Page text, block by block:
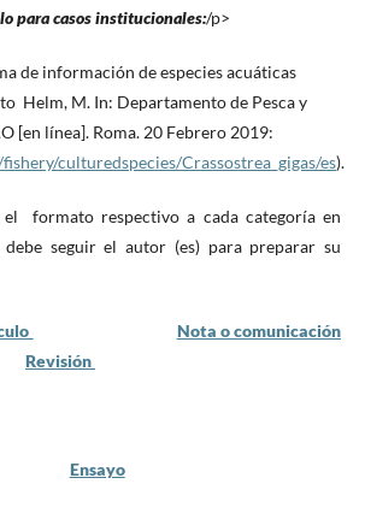
para casos institucionales:/p>
de información de especies acuáticas
Helm, M. In: Departamento de Pesca y
[en línea]. Roma. 20 Febrero 2019:
culturedspecies/Crassostrea_gigas/es).
el formato respectivo a cada categoría en
seguir el autor (es) para preparar su
Nota o comunicación
Revisión
Ensayo